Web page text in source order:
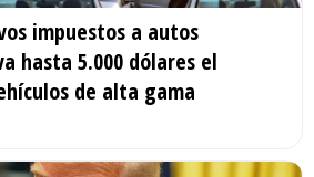
impuestos a autos
hasta 5.000 dólares el
de alta gama